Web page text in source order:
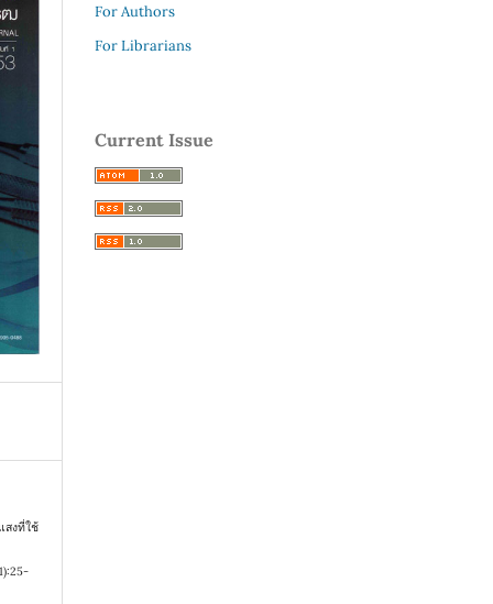
สงที่ใช้
For Authors
For Librarians
Current Issue